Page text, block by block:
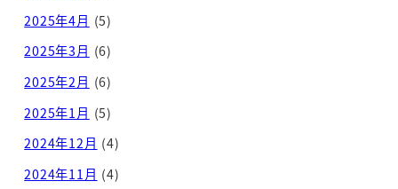
2025年4月 (5)
2025年3月 (6)
2025年2月 (6)
2025年1月 (5)
2024年12月 (4)
2024年11月 (4)